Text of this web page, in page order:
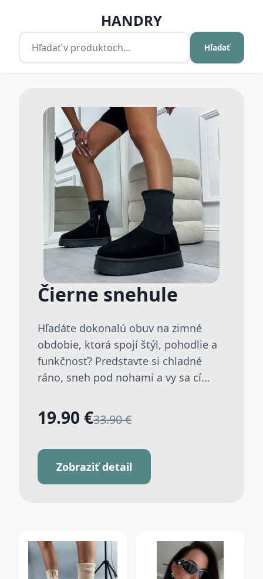
HANDRY
Hľadať
Čierne snehule
Hľadáte dokonalú obuv na zimné
obdobie, ktorá spojí štýl, pohodlie a
funkčnosť? Predstavte si chladné
ráno, sneh pod nohami a vy sa cí...
19.90 €33.90 €
Zobraziť detail